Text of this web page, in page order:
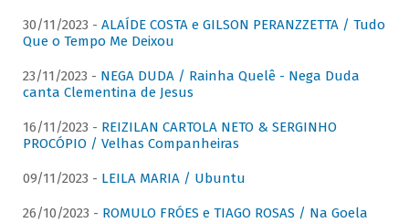
30/11/2023 - ALAÍDE COSTA e GILSON PERANZZETTA / Tudo
Que o Tempo Me Deixou
23/11/2023 - NEGA DUDA / Rainha Quelê - Nega Duda
canta Clementina de Jesus
16/11/2023 - REIZILAN CARTOLA NETO & SERGINHO
PROCÓPIO / Velhas Companheiras
09/11/2023 - LEILA MARIA / Ubuntu
26/10/2023 - ROMULO FRÓES e TIAGO ROSAS / Na Goela